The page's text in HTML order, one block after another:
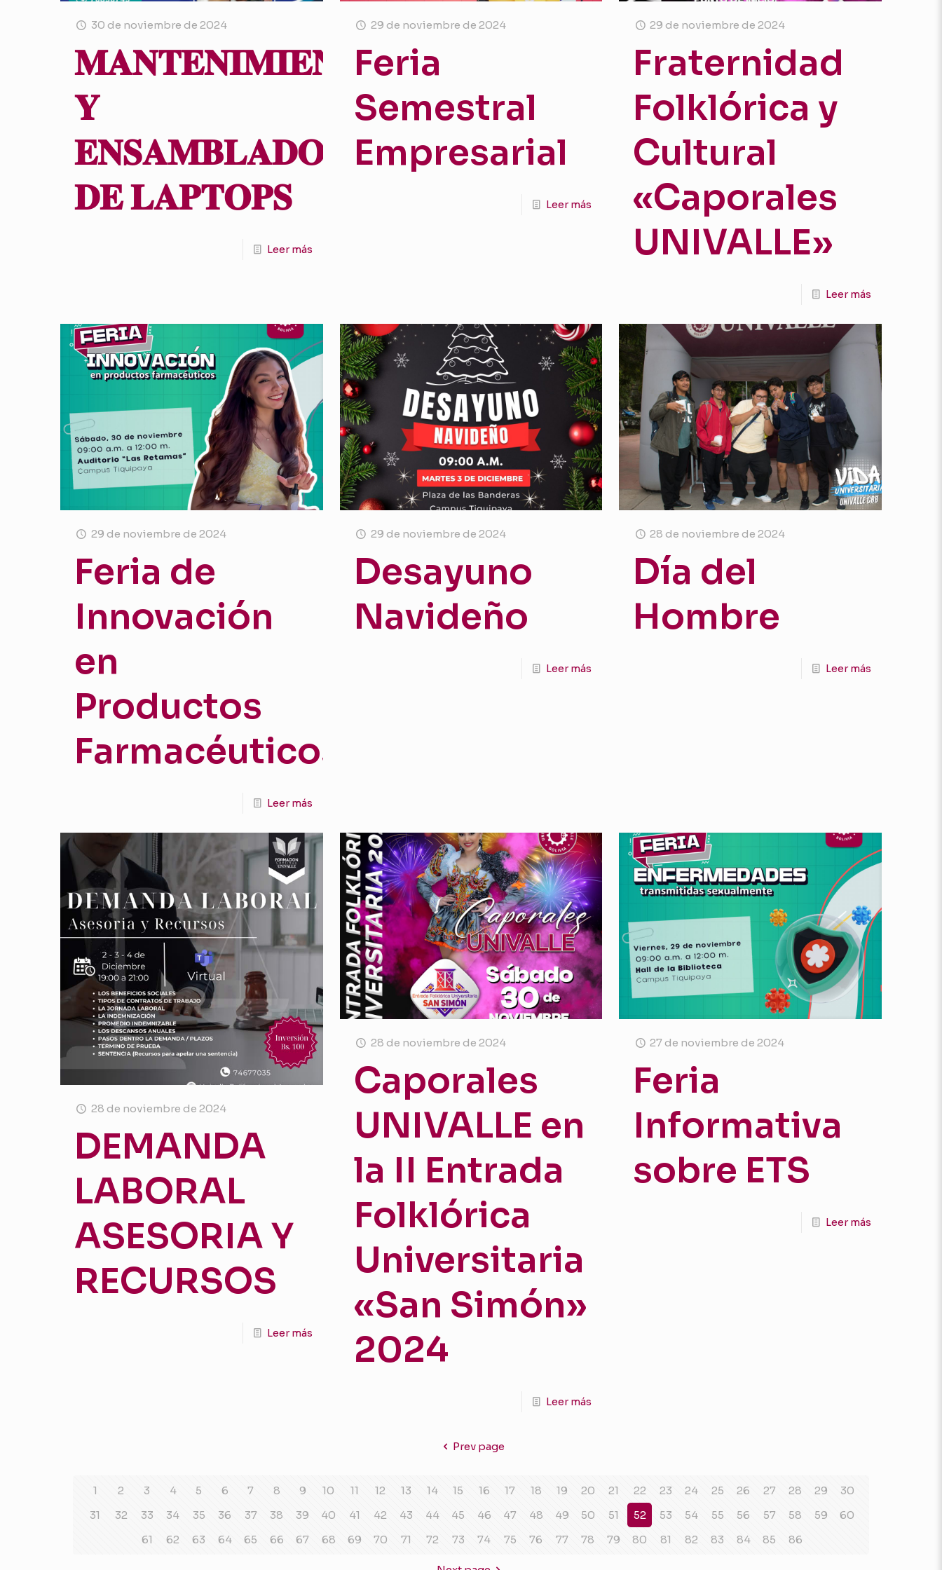
30 de noviembre de 2024
𝐌𝐀𝐍𝐓𝐄𝐍𝐈𝐌𝐈𝐄𝐍𝐓𝐎
𝐘
𝐄𝐍𝐒𝐀𝐌𝐁𝐋𝐀𝐃𝐎
𝐃𝐄 𝐋𝐀𝐏𝐓𝐎𝐏𝐒
Leer más
29 de noviembre de 2024
Feria
Semestral
Empresarial
Leer más
29 de noviembre de 2024
Fraternidad
Folklórica y
Cultural
«Caporales
UNIVALLE»
Leer más
29 de noviembre de 2024
Feria de
Innovación
en
Productos
Farmacéuticos
Leer más
29 de noviembre de 2024
Desayuno
Navideño
Leer más
28 de noviembre de 2024
Día del
Hombre
Leer más
28 de noviembre de 2024
DEMANDA
LABORAL
ASESORIA Y
RECURSOS
Leer más
28 de noviembre de 2024
Caporales
UNIVALLE en
la II Entrada
Folklórica
Universitaria
«San Simón»
2024
Leer más
27 de noviembre de 2024
Feria
Informativa
sobre ETS
Leer más
Prev page
1 2 3 4 5 6 7 8 9 10 11 12 13 14 15 16 17 18 19 20 21 22 23 24 25 26 27 28 29
30
31
32 33 34 35 36 37 38 39 40 41 42 43 44 45 46 47 48 49 50 51 52 53 54 55 56 57 58 59
60
61
62 63 64 65 66 67 68 69 70 71 72 73 74 75 76 77 78 79 80 81 82 83 84 85 86